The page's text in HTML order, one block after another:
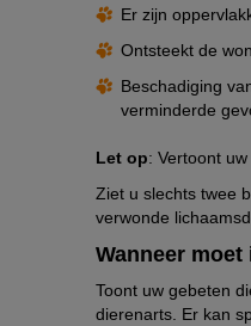
Er zijn
Ontsteekt de
Beschadiging
verminderde
Let op: Vertoont
Ziet u slechts twee
verwonde
Wanneer
Toont uw gebeten
dierenarts. Er kan